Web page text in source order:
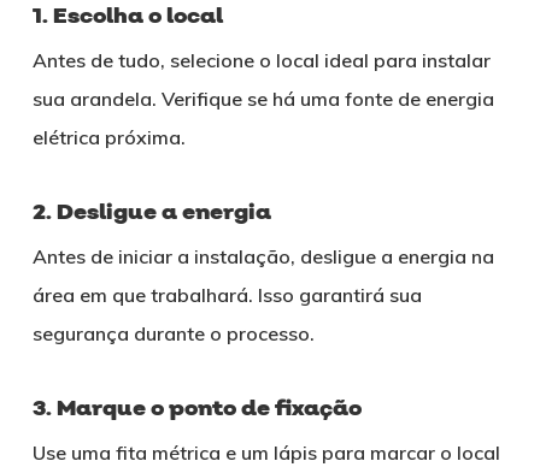
1. Escolha o local
Antes de tudo, selecione o local ideal para instalar
sua arandela. Verifique se há uma fonte de energia
elétrica próxima.
2. Desligue a energia
Antes de iniciar a instalação, desligue a energia na
área em que trabalhará. Isso garantirá sua
segurança durante o processo.
3. Marque o ponto de fixação
Use uma fita métrica e um lápis para marcar o local